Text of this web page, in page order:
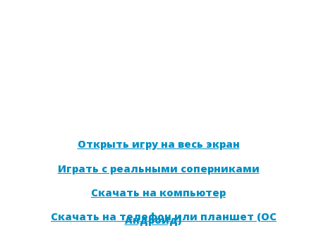
Открыть игру на весь экран
Играть с реальными соперниками
Скачать на компьютер
Скачать на телефон или планшет (ОС
Андроид)